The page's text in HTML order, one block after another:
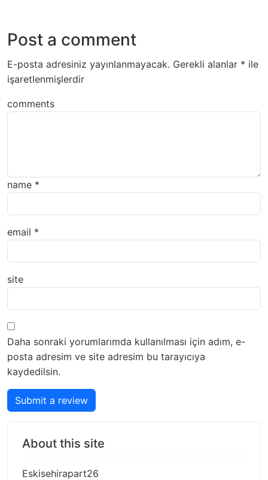
Post a comment
E-posta adresiniz yayınlanmayacak. Gerekli alanlar * ile
işaretlenmişlerdir
comments
name *
email *
site
Daha sonraki yorumlarımda kullanılması için adım, e-
posta adresim ve site adresim bu tarayıcıya
kaydedilsin.
Submit a review
About this site
Eskisehirapart26